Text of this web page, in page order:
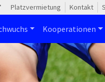
Platzvermietung Kontakt
Kooperationen